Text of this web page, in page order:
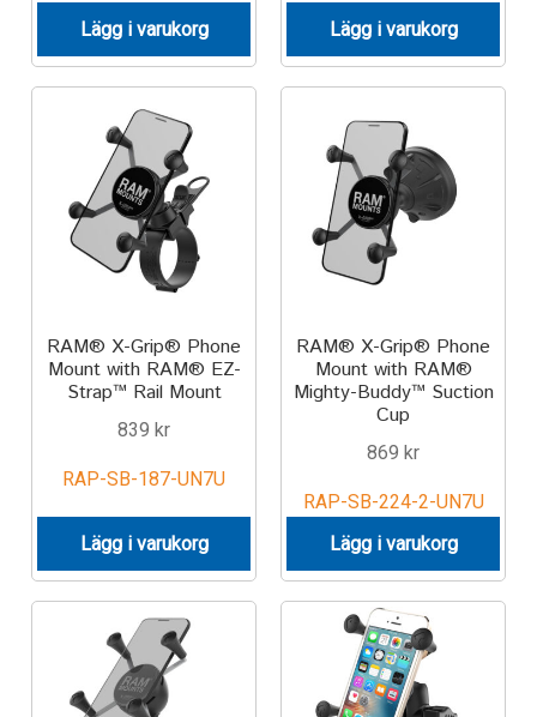
GDS Tech
GDS Tech Tab-Lock
IntelliSkin
No-Drill
Power-Grip
Quick-Grip
RAM X-Grip
Produkter efter livsstil/aktivitet
FORDONSTYP
Aircraft
Lägg i varukorg
Lägg i varukorg
RAM® X-Grip® Phone
Mount with RAM® EZ-
Strap™ Rail Mount
839 kr
RAP-SB-187-UN7U
Lägg i varukorg
RAM® X-Grip® Phone
Mount with RAM®
Mighty-Buddy™ Suction
Cup
869 kr
RAP-SB-224-2-UN7U
Lägg i varukorg